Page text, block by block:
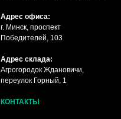
Адрес офиса:
г. Минск, проспект
Победителей, 103
Адрес склада:
Агрогородок Ждановичи,
переулок Горный, 1
КОНТАКТЫ